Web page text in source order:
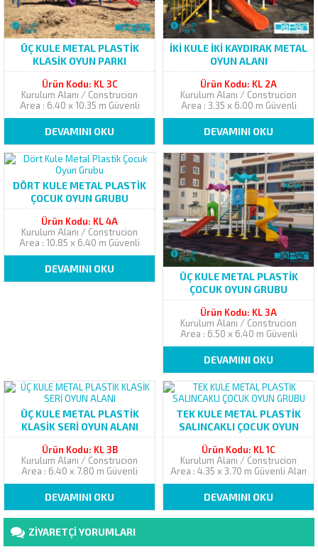
ÜÇ KULE METAL PLASTİK
KLASİK OYUN PARKI
Ürün Kodu: KL 3C
Kurulum Alanı / Construcion
Area : 6.40 x 10.35 m Güvenli
Alan / Safety Area :
8.40 x 12.35 m Yükseklik /
Height ...
DEVAMINI OKU
İKİ KULE İKİ KAYDIRAK METAL
OYUN ALANI
Ürün Kodu: KL 2A
Kurulum Alanı / Construcion
Area : 3.35 x 6.00 m Güvenli
Alan / Safety Area :
5.35 x 8.00 m Yükseklik /
Height ...
DEVAMINI OKU
DÖRT KULE METAL PLASTIK
ÇOCUK OYUN GRUBU
Ürün Kodu: KL 4A
Kurulum Alanı / Construcion
Area : 10.85 x 6.40 m Güvenli
Alan / Safety Area :
12.85 x 8.40 m Yükseklik /
Height ...
DEVAMINI OKU
ÜÇ KULE METAL PLASTİK
ÇOCUK OYUN GRUBU
Ürün Kodu: KL 3A
Kurulum Alanı / Construcion
Area : 6.50 x 6.40 m Güvenli
Alan / Safety Area :
8.50 x 8.40 m Yükseklik /
Height ...
DEVAMINI OKU
ÜÇ KULE METAL PLASTİK
KLASİK SERİ OYUN ALANI
Ürün Kodu: KL 3B
Kurulum Alanı / Construcion
Area : 6.40 x 7.80 m Güvenli
Alan / Safety Area :
8.40 x 9.80 m Yükseklik /
Height ...
DEVAMINI OKU
TEK KULE METAL PLASTİK
SALINCAKLI ÇOCUK OYUN
GRUBU
Ürün Kodu: KL 1C
Kurulum Alanı / Construcion
Area : 4.35 x 3.70 m Güvenli Alan
/ Safety Area : 6.75 x
5.70 m Yükseklik / Height
...
DEVAMINI OKU
ZİYARETÇİ YORUMLARI